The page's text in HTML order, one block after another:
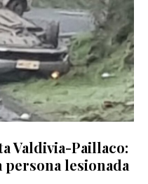
Valdivia-Paillaco:
lesionada